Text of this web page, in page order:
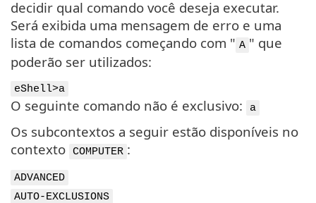
decidir qual comando você deseja executar.
Será exibida uma mensagem de erro e uma
lista de comandos começando com " A " que
poderão ser utilizados:
eShell>a
O seguinte comando não é exclusivo: a
Os subcontextos a seguir estão disponíveis no
contexto
COMPUTER :
ADVANCED
AUTO-EXCLUSIONS